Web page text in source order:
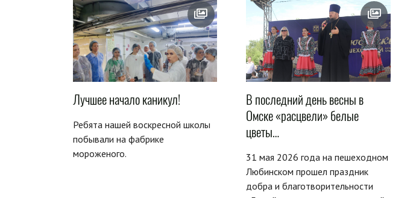
Лучшее начало каникул!
Ребята нашей воскресной школы
побывали на фабрике
мороженого.
В последний день весны в
Омске «расцвели» белые
цветы…
31 мая 2026 года на пешеходном
Любинском прошел праздник
добра и благотворительности